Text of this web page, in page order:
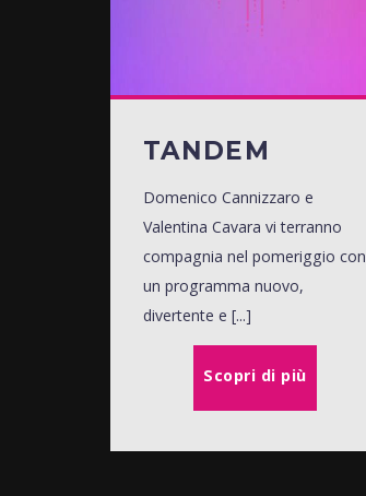
TANDEM
Domenico Cannizzaro e
Valentina Cavara vi terranno
compagnia nel pomeriggio con
un programma nuovo,
divertente e [...]
Scopri di più